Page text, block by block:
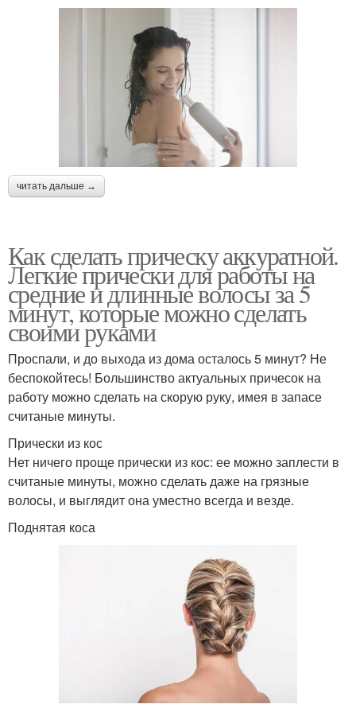
читать дальше →
Как сделать прическу аккуратной.
Легкие прически для работы на
средние и длинные волосы за 5
минут, которые можно сделать
своими руками
Проспали, и до выхода из дома осталось 5 минут? Не
беспокойтесь! Большинство актуальных причесок на
работу можно сделать на скорую руку, имея в запасе
считаные минуты.
Прически из кос
Нет ничего проще прически из кос: ее можно заплести в
считаные минуты, можно сделать даже на грязные
волосы, и выглядит она уместно всегда и везде.
Поднятая коса